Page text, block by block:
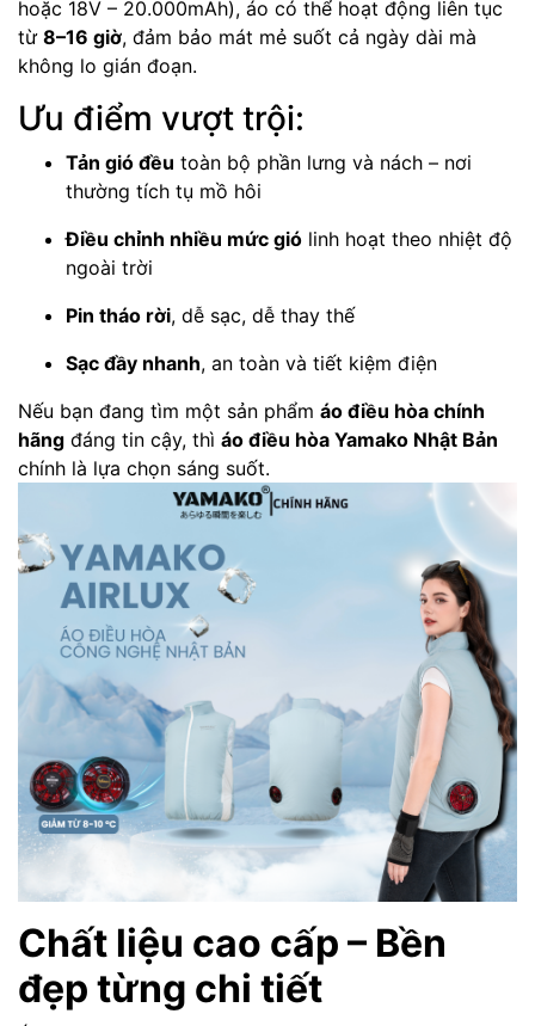
hoặc 18V – 20.000mAh), áo có thể hoạt động liên tục
từ 8–16 giờ, đảm bảo mát mẻ suốt cả ngày dài mà
không lo gián đoạn.
Ưu điểm vượt trội:
Tản gió đều toàn bộ phần lưng và nách – nơi
thường tích tụ mồ hôi
Điều chỉnh nhiều mức gió linh hoạt theo nhiệt độ
ngoài trời
Pin tháo rời, dễ sạc, dễ thay thế
Sạc đầy nhanh, an toàn và tiết kiệm điện
Nếu bạn đang tìm một sản phẩm áo điều hòa chính
hãng đáng tin cậy, thì áo điều hòa Yamako Nhật Bản
chính là lựa chọn sáng suốt.
Chất liệu cao cấp – Bền
đẹp từng chi tiết